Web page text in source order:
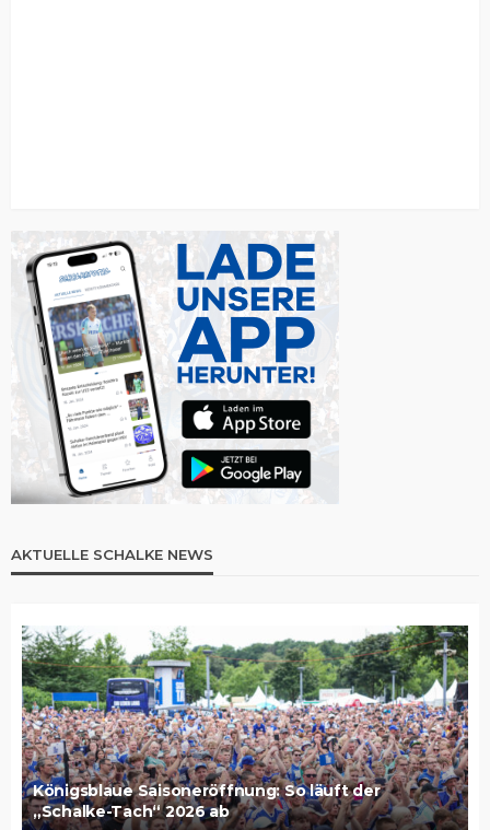
AKTUELLE SCHALKE NEWS
Königsblaue Saisoneröffnung: So läuft der
„Schalke-Tach“ 2026 ab